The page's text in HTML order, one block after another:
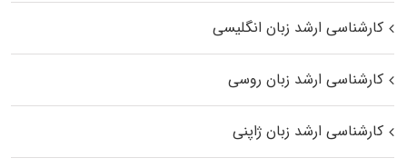
کارشناسی ارشد زبان انگلیسی
کارشناسی ارشد زبان روسی
کارشناسی ارشد زبان ژاپنی